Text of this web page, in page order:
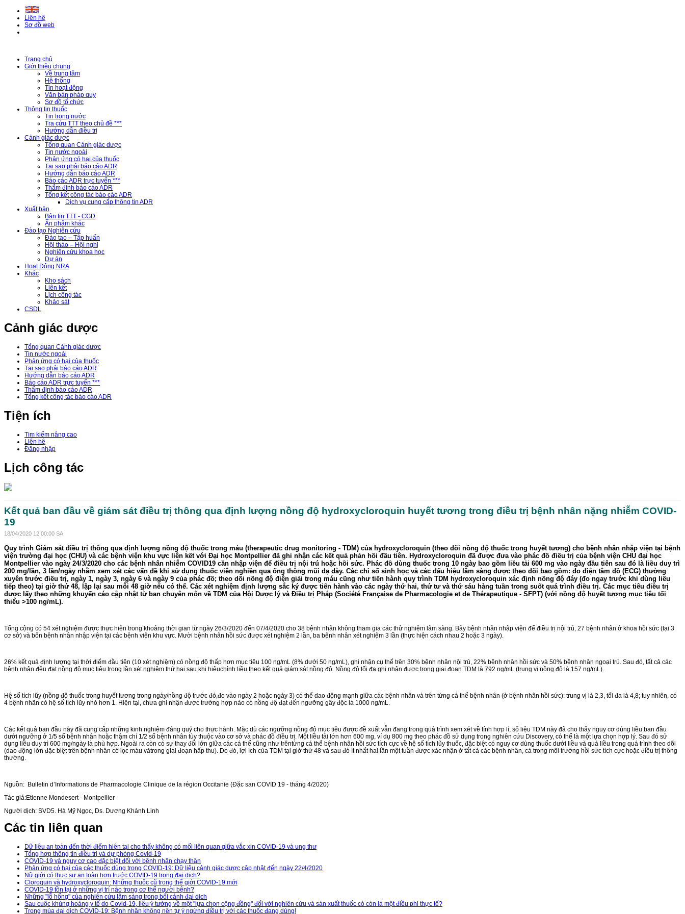
Liên hệ
Sơ đồ web
Trang chủ
Giới thiệu chung
Về trung tâm
Hệ thống
Tin hoạt động
Văn bản pháp quy
Sơ đồ tổ chức
Thông tin thuốc
Tin trong nước
Tra cứu TTT theo chủ đề ***
Hướng dẫn điều trị
Cảnh giác dược
Tổng quan Cảnh giác dược
Tin nước ngoài
Phản ứng có hại của thuốc
Tại sao phải báo cáo ADR
Hướng dẫn báo cáo ADR
Báo cáo ADR trực tuyến ***
Thẩm định báo cáo ADR
Tổng kết công tác báo cáo ADR
Dịch vụ cung cấp thông tin ADR
Xuất bản
Bản tin TTT - CGD
Ấn phẩm khác
Đào tạo Nghiên cứu
Đào tạo – Tập huấn
Hội thảo – Hội nghị
Nghiên cứu khoa học
Dự án
Hoạt Động NRA
Khác
Kho sách
Liên kết
Lịch công tác
Khảo sát
CSDL
Cảnh giác dược
Tổng quan Cảnh giác dược
Tin nước ngoài
Phản ứng có hại của thuốc
Tại sao phải báo cáo ADR
Hướng dẫn báo cáo ADR
Báo cáo ADR trực tuyến ***
Thẩm định báo cáo ADR
Tổng kết công tác báo cáo ADR
Tiện ích
Tim kiếm nâng cao
Liên hệ
Đăng nhập
Lịch công tác
Kết quả ban đầu về giám sát điều trị thông qua định lượng nồng độ hydroxycloroquin huyết tương trong điều trị bệnh nhân nặng nhiễm COVID-
19
18/04/2020 12:00:00 SA
Quy trình Giám sát điều trị thông qua định lượng nồng độ thuốc trong máu (therapeutic drug monitoring - TDM) của hydroxycloroquin (theo dõi nồng độ thuốc trong huyết tương) cho bệnh nhân nhập viện tại bệnh
viện trường đại học (CHU) và các bệnh viện khu vực liên kết với Đại học Montpellier đã ghi nhận các kết quả phản hồi đầu tiên. Hydroxycloroquin đã được đưa vào phác đồ điều trị của bệnh viện CHU đại học
Montpellier vào ngày 24/3/2020 cho các bệnh nhân nhiễm COVID19 cần nhập viện để điều trị nội trú hoặc hồi sức. Phác đồ dùng thuốc trong 10 ngày bao gồm liều tải 600 mg vào ngày đầu tiên sau đó là liều duy trì
200 mg/lần, 3 lần/ngày nhằm xem xét các vấn đề khi sử dụng thuốc viên nghiền qua ống thông mũi dạ dày. Các chỉ số sinh học và các dấu hiệu lâm sàng được theo dõi bao gồm: đo điện tâm đồ (ECG) thường
xuyên trước điều trị, ngày 1, ngày 3, ngày 6 và ngày 9 của phác đồ; theo dõi nồng độ điện giải trong máu cũng như tiến hành quy trình TDM hydroxycloroquin xác định nồng độ đáy (đo ngay trước khi dùng liều
tiếp theo) tại giờ thứ 48, lặp lại sau mỗi 48 giờ nếu có thể. Các xét nghiệm định lượng sắc ký được tiến hành vào các ngày thứ hai, thứ tư và thứ sáu hàng tuần trong suốt quá trình điều trị. Các mục tiêu điều trị
được lấy theo những khuyến cáo cập nhật từ ban chuyên môn về TDM của Hội Dược lý và Điều trị Pháp (Société Française de Pharmacologie et de Thérapeutique - SFPT) (với nồng độ huyết tương mục tiêu tối
thiểu >100 ng/mL).
Tổng cộng có 54 xét nghiệm được thực hiện trong khoảng thời gian từ ngày 26/3/2020 đến 07/4/2020 cho 38 bệnh nhân không tham gia các thử nghiệm lâm sàng. Bảy bệnh nhân nhập viện để điều trị nội trú, 27 bệnh nhân ở khoa hồi sức (tại 3
cơ sở) và bốn bệnh nhân nhập viện tại các bệnh viện khu vực. Mười bệnh nhân hồi sức được xét nghiệm 2 lần, ba bệnh nhân xét nghiệm 3 lần (thực hiện cách nhau 2 hoặc 3 ngày).
26% kết quả định lượng tại thời điểm đầu tiên (10 xét nghiệm) có nồng độ thấp hơn mục tiêu 100 ng/mL (8% dưới 50 ng/mL), ghi nhận cụ thể trên 30% bệnh nhân nội trú, 22% bệnh nhân hồi sức và 50% bệnh nhân ngoại trú. Sau đó, tất cả các
bệnh nhân đều đạt nồng độ mục tiêu trong lần xét nghiệm thứ hai sau khi hiệuchỉnh liều theo kết quả giám sát nồng độ. Nồng độ tối đa ghi nhận được trong giai đoạn TDM là 792 ng/mL (trung vị nồng độ là 157 ng/mL).
Hệ số tích lũy (nồng độ thuốc trong huyết tương trong ngày/nồng độ trước đó,đo vào ngày 2 hoặc ngày 3) có thể dao động mạnh giữa các bệnh nhân và trên từng cá thể bệnh nhân (ở bệnh nhân hồi sức): trung vị là 2,3, tối đa là 4,8; tuy nhiên, có
4 bệnh nhân có hệ số tích lũy nhỏ hơn 1. Hiện tại, chưa ghi nhận được trường hợp nào có nồng độ đạt đến ngưỡng gây độc là 1000 ng/mL.
Các kết quả ban đầu này đã cung cấp những kinh nghiệm đáng quý cho thực hành. Mặc dù các ngưỡng nồng độ mục tiêu được đề xuất vẫn đang trong quá trình xem xét về tính hợp lí, số liệu TDM này đã cho thấy nguy cơ dùng liều ban đầu
dưới ngưỡng ở 1/5 số bệnh nhân hoặc thậm chí 1/2 số bệnh nhân tùy thuộc vào cơ sở và phác đồ điều trị. Một liều tải lớn hơn 600 mg, ví dụ 800 mg theo phác đồ sử dụng trong nghiên cứu Discovery, có thể là một lựa chọn hợp lý. Sau đó sử
dụng liều duy trì 600 mg/ngày là phù hợp. Ngoài ra còn có sự thay đổi lớn giữa các cá thể cũng như trêntừng cá thể bệnh nhân hồi sức tích cực về hệ số tích lũy thuốc, đặc biệt có nguy cơ dùng thuốc dưới liều và quá liều trong quá trình theo dõi
(dao động lớn đặc biệt trên bệnh nhân có lọc máu vàtrong giai đoạn hấp thu). Do đó, lợi ích của TDM tại giờ thứ 48 và sau đó ít nhất hai lần một tuần được xác nhận ở tất cả các bệnh nhân, cả trong môi trường hồi sức tích cực hoặc điều trị thông
thường.
Nguồn: Bulletin d’Informations de Pharmacologie Clinique de la région Occitanie (Đặc san COVID 19 - tháng 4/2020)
Tác giả:Etienne Mondesert - Montpellier
Người dịch: SVD5. Hà Mỹ Ngọc, Ds. Dương Khánh Linh
Các tin liên quan
Dữ liệu an toàn đến thời điểm hiện tại cho thấy không có mối liên quan giữa vắc xin COVID-19 và ung thư
Tổng hợp thông tin điều trị và dự phòng Covid-19
COVID-19 và nguy cơ cao đặc biệt đối với bệnh nhân chạy thận
Phản ứng có hại của các thuốc dùng trong COVID-19: Dữ liệu cảnh giác dược cập nhật đến ngày 22/4/2020
Nữ giới có thực sự an toàn hơn trước COVID-19 trong đại dịch?
Cloroquin và hydroxycloroquin: Những thuốc cũ trong thế giới COVID-19 mới
COVID-19 tồn tại ở những vị trí nào trong cơ thể người bệnh?
Những "lỗ hổng" của nghiên cứu lâm sàng trong bối cảnh đại dịch
Sau cuộc khủng hoảng y tế do Covid-19, liệu ý tưởng về một "lựa chọn cộng đồng" đối với nghiên cứu và sản xuất thuốc có còn là một điều phi thực tế?
Trong mùa đại dịch COVID-19: Bệnh nhân không nên tự ý ngừng điều trị với các thuốc đang dùng!